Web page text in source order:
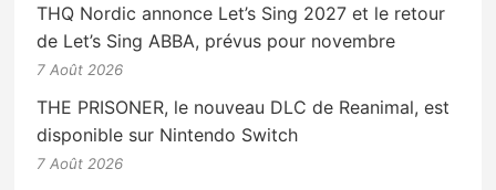
THQ Nordic annonce Let’s Sing 2027 et le retour
de Let’s Sing ABBA, prévus pour novembre
7 Août 2026
THE PRISONER, le nouveau DLC de Reanimal, est
disponible sur Nintendo Switch
7 Août 2026